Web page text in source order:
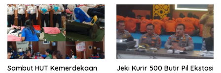
Sambut HUT Kemerdekaan
Jeki Kurir 500 Butir Pil Ekstasi